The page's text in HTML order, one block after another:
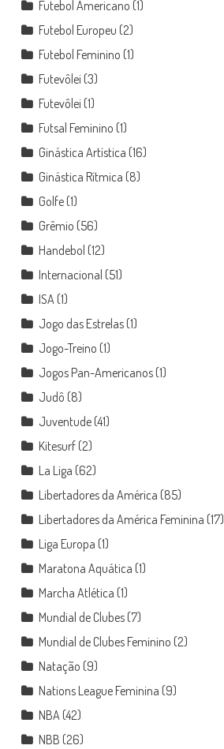
Futebol Americano (1)
Futebol Europeu (2)
Futebol Feminino (1)
Futevôlei (3)
Futevôlei (1)
Futsal Feminino (1)
Ginástica Artística (16)
Ginástica Rítmica (8)
Golfe(1)
Grêmio (56)
Handebol (12)
Internacional (51)
ISA(1)
Jogo das Estrelas(1)
Jogo-Treino (1)
Jogos Pan-Americanos(1)
Judô (8)
Juventude(41)
Kitesurf(2)
La Liga (62)
Libertadores da América (85)
Libertadores da América Feminina (17)
Liga Europa (1)
Maratona Aquática (1)
Marcha Atlética (1)
Mundial de Clubes(7)
Mundial de Clubes Feminino (2)
Natação (9)
Nations League Feminina (9)
NBA(42)
NBB (26)